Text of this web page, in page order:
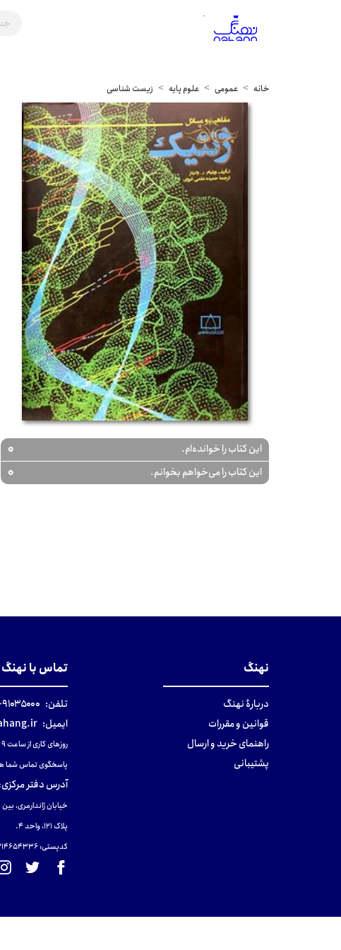
خانه عمومی علوم پایه زیست شناسی
این کتاب را خوانده‌ام. 0
این کتاب را می‌خواهم بخوانم. 0
نهنگ
دربارهٔ نهنگ
قوانین و مقررات
راهنمای خرید و ارسال
پشتیبانی
تماس با نهنگ
تلفن: ۹۱۰۳۵۰۰۰-۰۲۱
ایمیل:
روزهای کاری از ساعت ۹ صبح تا ۵ عصر
پاسخگوی تماس شما
آدرس دفتر مرکزی:
خیابان ژاندارمری،
پلاک 121، واحد ۴.
کدپستی: 131465433۶